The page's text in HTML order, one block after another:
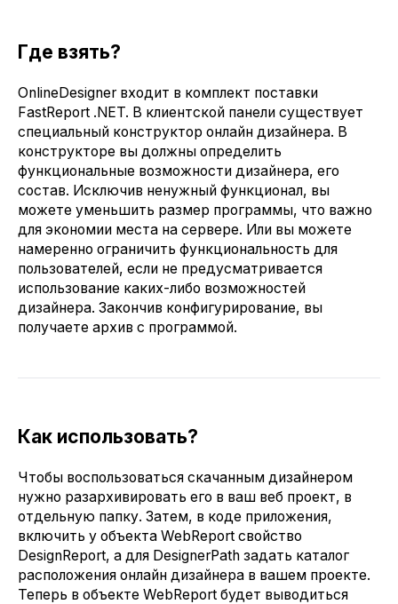
Где взять?
OnlineDesigner входит в комплект поставки
FastReport .NET. В клиентской панели существует
специальный конструктор онлайн дизайнера. В
конструкторе вы должны определить
функциональные возможности дизайнера, его
состав. Исключив ненужный функционал, вы
можете уменьшить размер программы, что важно
для экономии места на сервере. Или вы можете
намеренно ограничить функциональность для
пользователей, если не предусматривается
использование каких-либо возможностей
дизайнера. Закончив конфигурирование, вы
получаете архив с программой.
Как использовать?
Чтобы воспользоваться скачанным дизайнером
нужно разархивировать его в ваш веб проект, в
отдельную папку. Затем, в коде приложения,
включить у объекта WebReport свойство
DesignReport, а для DesignerPath задать каталог
расположения онлайн дизайнера в вашем проекте.
Теперь в объекте WebReport будет выводиться